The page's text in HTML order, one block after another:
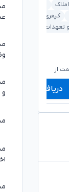
کیفری و جرایم
و تعهدات
از
تومان
دریافت مشاوره
و